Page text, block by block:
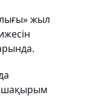
жыл
шақырым